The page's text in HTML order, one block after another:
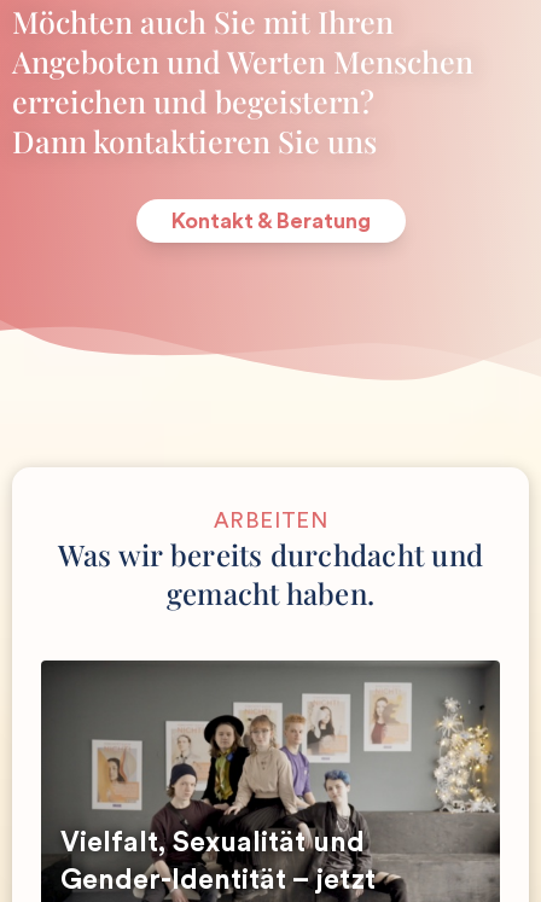
Möchten auch Sie mit Ihren
Angeboten und Werten Menschen
erreichen und begeistern?
Dann kontaktieren Sie uns
Kontakt & Beratung
ARBEITEN
Was wir bereits durchdacht und
gemacht haben.
Vielfalt, Sexualität und
Gender-Identität – jetzt